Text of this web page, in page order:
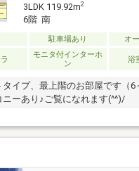
3LDK 119.92m2
6階 南
駐車場あり オ
モニタ付インターホ
ン
浴
タイプ、最上階のお部屋です（6
ニーあり♪ご覧になれます(^^)/